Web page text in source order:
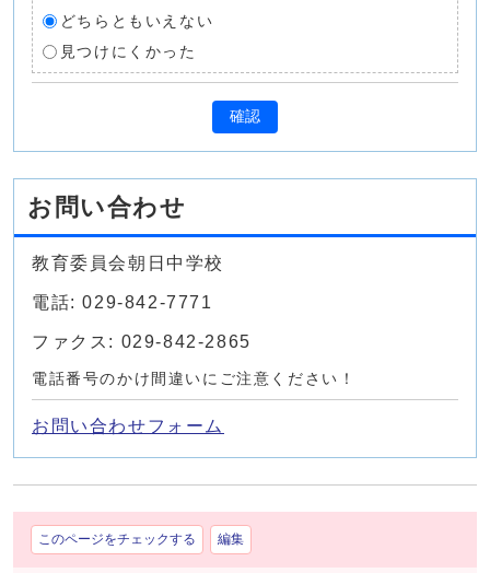
どちらともいえない
見つけにくかった
確認
お問い合わせ
教育委員会朝日中学校
電話: 029-842-7771
ファクス: 029-842-2865
電話番号のかけ間違いにご注意ください！
お問い合わせフォーム
このページをチェックする 編集